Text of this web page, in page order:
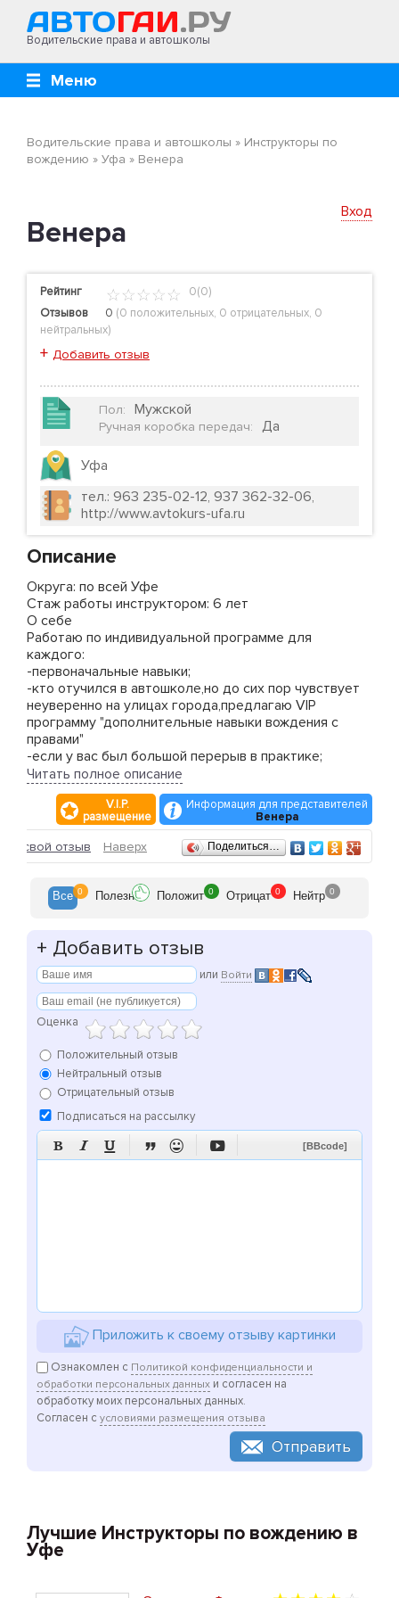
Водительские права и автошколы
Меню
Водительские права и автошколы » Инструкторы по
вождению » Уфа » Венера
Вход
Венера
Рейтинг
0(0)
Отзывов
0 (0 положительных, 0 отрицательных, 0
нейтральных)
+ Добавить отзыв
Пол: Мужской
Ручная коробка передач: Да
Уфа
тел.: 963 235-02-12, 937 362-32-06,
http://www.avtokurs-ufa.ru
Описание
Округа: по всей Уфе
Стаж работы инструктором: 6 лет
О себе
Работаю по индивидуальной программе для
каждого:
-первоначальные навыки;
-кто отучился в автошколе,но до сих пор чувствует
неуверенно на улицах города,предлагаю VIP
программу "дополнительные навыки вождения с
правами"
-если у вас был большой перерыв в практике;
Я считаю,что нет "безнадежных" и возраст не
преграда.Если вы целеустремленные,значит ВАМ ко
Найду общий язык со всеми.
Машины и цены за урок
Коробка передач: механика
Стоимость:
Читать полное описание
V.I.P.
размещение
Информация для представителей
Венера
Отзывы
свой отзыв Наверх Поделиться…
Все 0 Полезн Положит 0 Отрицат 0 Нейтр 0
+ Добавить отзыв
или Войти
Оценка
Положительный отзыв
Нейтральный отзыв
Отрицательный отзыв
Подписаться на рассылку
      [BBcode]
Приложить к своему отзыву картинки
Ознакомлен с Политикой конфиденциальности и
обработки персональных данных и согласен на
обработку моих персональных данных.
Согласен с условиями размещения отзыва
Отправить
Лучшие Инструкторы по вождению в
Уфе